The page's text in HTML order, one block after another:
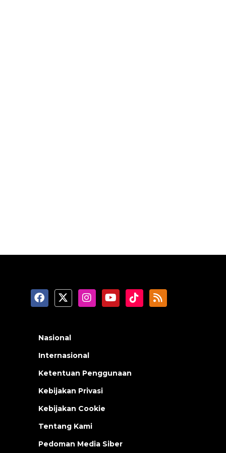
Nasional
Internasional
Ketentuan Penggunaan
Kebijakan Privasi
Kebijakan Cookie
Tentang Kami
Pedoman Media Siber